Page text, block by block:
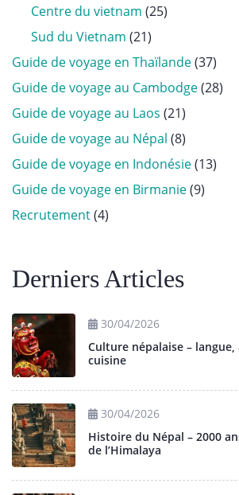
Centre du vietnam (25)
Sud du Vietnam (21)
Guide de voyage en Thaïlande(37)
Guide de voyage au Cambodge(28)
Guide de voyage au Laos (21)
Guide de voyage au Népal (8)
Guide de voyage en Indonésie(13)
Guide de voyage en Birmanie(9)
Recrutement(4)
Derniers Articles
30/04/2026
Culture népalaise –
cuisine
30/04/2026
Histoire du Népal – 2000
de l’Himalaya